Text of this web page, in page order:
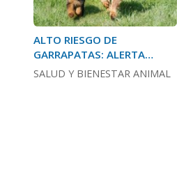
ALTO RIESGO DE
GARRAPATAS: ALERTA
ZOONOSIS, PROTÉGETE -
SALUD Y BIENESTAR ANIMAL